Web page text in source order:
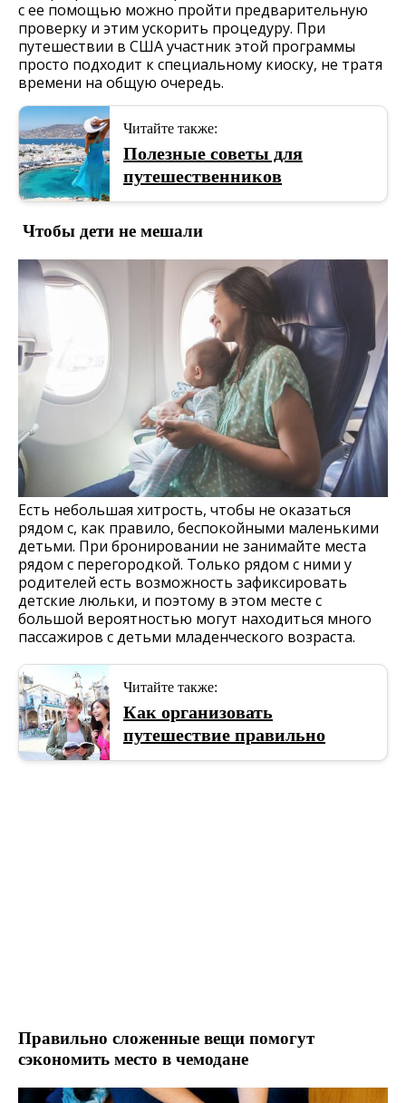
с ее помощью можно пройти предварительную
проверку и этим ускорить процедуру. При
путешествии в США участник этой программы
просто подходит к специальному киоску, не тратя
времени на общую очередь.
Читайте также:
Полезные советы для
путешественников
Чтобы дети не мешали
Есть небольшая хитрость, чтобы не оказаться
рядом с, как правило, беспокойными маленькими
детьми. При бронировании не занимайте места
рядом с перегородкой. Только рядом с ними у
родителей есть возможность зафиксировать
детские люльки, и поэтому в этом месте с
большой вероятностью могут находиться много
пассажиров с детьми младенческого возраста.
Читайте также:
Как организовать
путешествие правильно
Правильно сложенные вещи помогут
сэкономить место в чемодане